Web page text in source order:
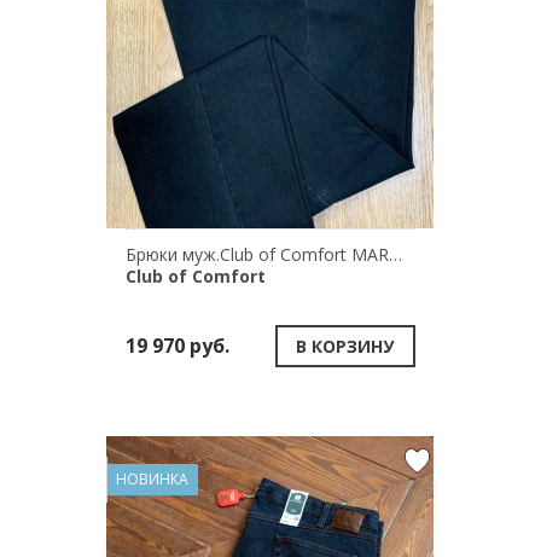
Брюки муж.Club of Comfort MARVIN 7218/71
Club of Comfort
19 970 руб. В КОРЗИНУ
НОВИНКА